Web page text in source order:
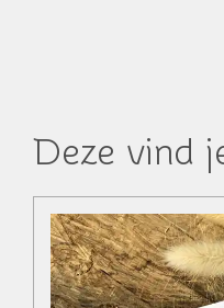
Deze vind